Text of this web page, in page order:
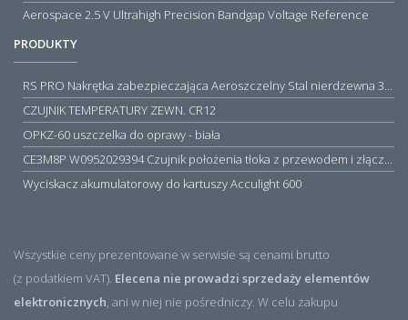
Aerospace 2.5 V Ultrahigh Precision Bandgap Voltage Reference
PRODUKTY
RS PRO Nakrętka zabezpieczająca Aeroszczelny Stal nierdzewna 316 Zwykłe
CZUJNIK TEMPERATURY ZEWN. CR12
OPKZ-60 uszczelka do oprawy - biała
CE3M8P W0952029394 Czujnik położenia tłoka z przewodem i złączem M8, PNP NO, 10...30VDC, 100mA, METALWORK, METAL WORK jak MZT1-0
Wyciskacz akumulatorowy do kartuszy Acculight 600
Wszystkie ceny prezentowane w serwisie są cenami brutto
(z podatkiem VAT). Elecena nie prowadzi sprzedaży elementów
elektronicznych , ani w niej nie pośredniczy. W celu zakupu